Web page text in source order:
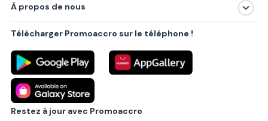
Produits
Villes principales
À propos de nous
Politique de confidentialité
Règlements
Partenariat B2B
Blog
Contact
Télécharger Promoaccro sur le téléphone !
Restez à jour avec Promoaccro